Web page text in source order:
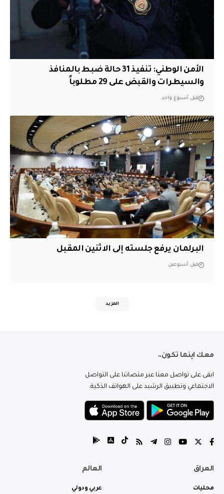
الأمن الوطني: تنفيذ 31 حالة ضبط بالمنافذ
والسيطرات والقبض على 29 مطلوباً
قبل أسبوع واحد
البرلمان يرفع جلسته إلى الاثنين المقبل
قبل أسبوعين
المزيد
معك اينما تكون..
ابقى على تواصل معنا عبر منصاتنا على التواصل
الاجتماعي وتطبيق الرشيد على الهواتف الذكية.
العراق
محليات
العالم
عربي ودولي